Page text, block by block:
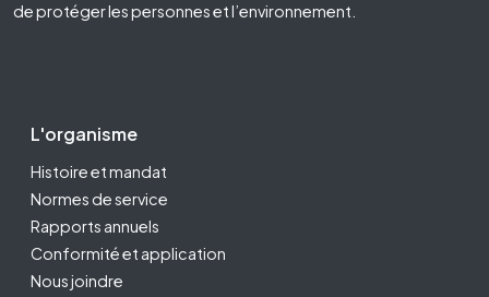
de protéger les personnes et l’environnement.
Footer Second
L'organisme
Histoire et mandat
Normes de service
Rapports annuels
Conformité et application
Nous joindre